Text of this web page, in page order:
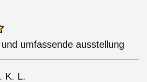
umfassende ausstellung
K. L.